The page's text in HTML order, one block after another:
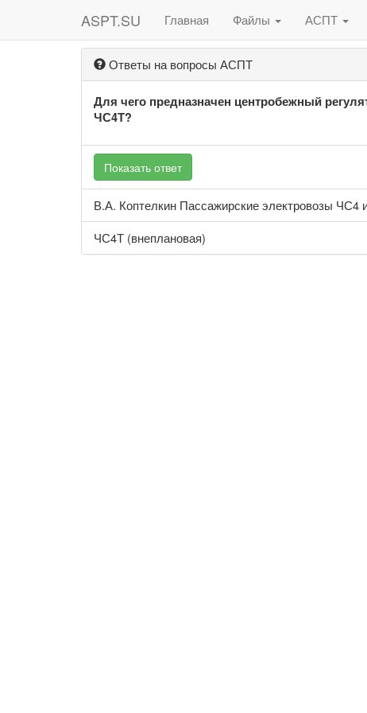
ASPT.SU Главная Файлы АСПТ
Ответы на вопросы АСПТ
Для чего предназначен центробежный
ЧС4Т?
Показать ответ
В.А. Коптелкин Пассажирские электровозы ЧС4
ЧС4Т (внеплановая)